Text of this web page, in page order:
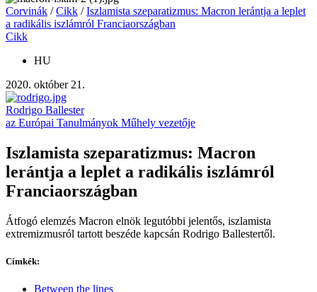
Corvinák /Cikk /Iszlamista szeparatizmus: Macron lerántja a leplet
a radikális iszlámról Franciaországban
Cikk
HU
2020. október 21.
Rodrigo Ballester
az Európai Tanulmányok Műhely vezetője
Iszlamista szeparatizmus: Macron
lerántja a leplet a radikális iszlámról
Franciaországban
Átfogó elemzés Macron elnök legutóbbi jelentős, iszlamista
extremizmusról tartott beszéde kapcsán Rodrigo Ballestertől.
Címkék:
Between the lines